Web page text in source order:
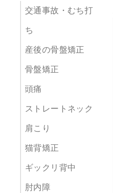
交通事故・むち打
ち
産後の骨盤矯正
骨盤矯正
頭痛
ストレートネック
肩こり
猫背矯正
ギックリ背中
肘内障